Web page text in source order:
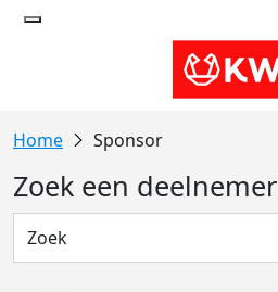
Sponsor
Zoek een deelnemer